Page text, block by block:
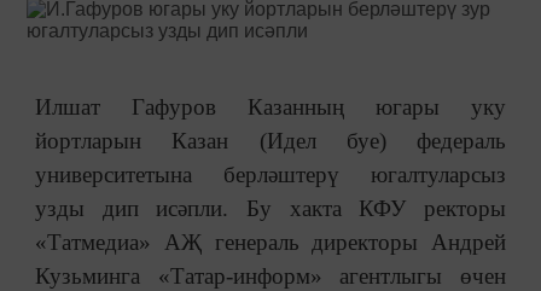
Илшат Гафуров Казанның югары уку
йортларын Казан (Идел буе) федераль
университетына берләштерү югалтуларсыз
узды дип исәпли. Бу хакта КФУ ректоры
«Татмедиа» АҖ генераль директоры Андрей
Кузьминга «Татар-информ» агентлыгы өчен